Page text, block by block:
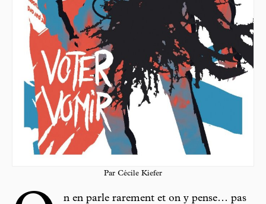
Par Cécile Kiefer
n en parle rarement et on y pense… pas